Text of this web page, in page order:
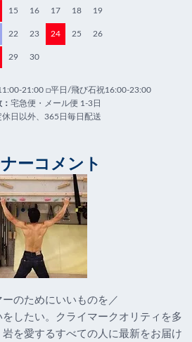
15 16 17 18 19
22 23 24 25 26
29 30
21:00 □平日/飛び石祝16:00-23:00
宅急便・メール便 1-3日
日以外、365日毎日配送
ーコメント
ーのためにいいものを／
したい。クライマークオリティを多
を愛するすべての人に最新をお届け